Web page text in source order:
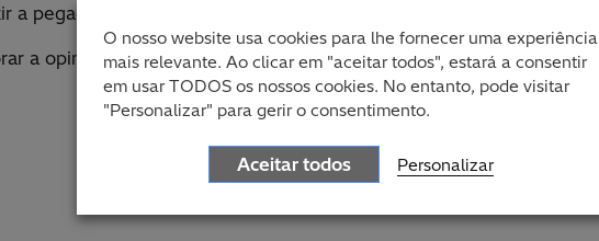
a pegada ecológica
a opinião pública e política
O nosso website usa cookies para lhe fornecer uma experiência
mais relevante. Ao clicar em "aceitar todos", estará a consentir
em usar TODOS os nossos cookies. No entanto, pode visitar
"Personalizar" para gerir o consentimento.
Aceitar todos Personalizar